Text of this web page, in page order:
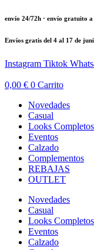
Ir
contenido
envío 24/72h · envío gratuito
Envíos gratis del 4 al 17 de
Instagram Tiktok
0,00 € 0 Carrito
Novedades
Casual
Looks Completos
Eventos
Calzado
Complementos
REBAJAS
OUTLET
Novedades
Casual
Looks Completos
Eventos
Calzado